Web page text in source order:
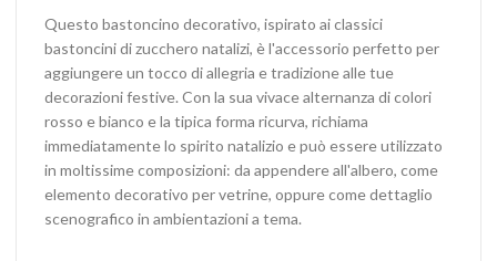
Questo bastoncino decorativo, ispirato ai classici
bastoncini di zucchero natalizi, è l'accessorio perfetto per
aggiungere un tocco di allegria e tradizione alle tue
decorazioni festive. Con la sua vivace alternanza di colori
rosso e bianco e la tipica forma ricurva, richiama
immediatamente lo spirito natalizio e può essere utilizzato
in moltissime composizioni: da appendere all'albero, come
elemento decorativo per vetrine, oppure come dettaglio
scenografico in ambientazioni a tema.